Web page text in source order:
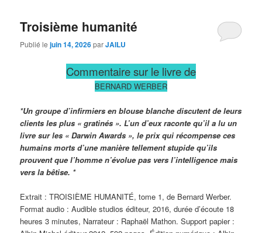
Troisième humanité
Publié lejuin 14, 2026parJAILU
Commentaire sur le livre de
BERNARD WERBER
*Un groupe d’infirmiers en blouse blanche discutent de leurs
clients les plus « gratinés ». L’un d’eux raconte qu’il a lu un
livre sur les « Darwin Awards », le prix qui récompense ces
humains morts d’une manière tellement stupide qu’ils
prouvent que l’homme n’évolue pas vers l’intelligence mais
vers la bêtise. *
Extrait : TROISIÈME HUMANITÉ, tome 1, de Bernard Werber.
Format audio : Audible studios éditeur, 2016, durée d’écoute 18
heures 3 minutes, Narrateur : Raphaël Mathon. Support papier :